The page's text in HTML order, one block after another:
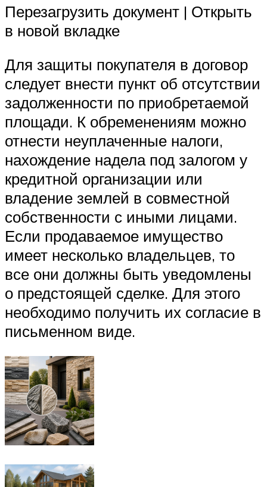
Перезагрузить документ | Открыть
в новой вкладке
Для защиты покупателя в договор
следует внести пункт об отсутствии
задолженности по приобретаемой
площади. К обременениям можно
отнести неуплаченные налоги,
нахождение надела под залогом у
кредитной организации или
владение землей в совместной
собственности с иными лицами.
Если продаваемое имущество
имеет несколько владельцев, то
все они должны быть уведомлены
о предстоящей сделке. Для этого
необходимо получить их согласие в
письменном виде.